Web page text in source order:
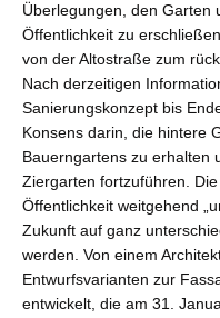
Überlegungen, den Garten
Öffentlichkeit zu
von der Altostraße zum
Nach derzeitigen
Sanierungskonzept bis
Konsens darin, die hintere
Bauerngartens zu erhalten
Ziergarten fortzuführen.
Öffentlichkeit weitgehend
Zukunft auf ganz
werden. Von einem
Entwurfsvarianten zur
entwickelt, die am 31.